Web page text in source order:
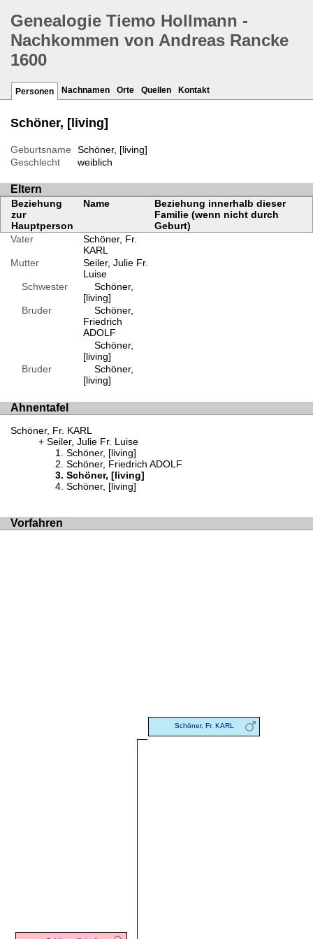
Genealogie Tiemo Hollmann -
Nachkommen von Andreas Rancke
1600
Personen Nachnamen Orte Quellen Kontakt
Schöner, [living]
Geburtsname
Schöner, [living]
Geschlecht
weiblich
Eltern
Beziehung
zur
Hauptperson
Name
Beziehung innerhalb dieser
Familie (wenn nicht durch
Geburt)
Vater
Schöner, Fr.
KARL
Mutter
Seiler, Julie Fr.
Luise
Schwester
Schöner,
[living]
Bruder
Schöner,
Friedrich
ADOLF
Schöner,
[living]
Bruder
Schöner,
[living]
Ahnentafel
Schöner, Fr. KARL
Seiler, Julie Fr. Luise
Schöner, [living]
Schöner, Friedrich ADOLF
Schöner, [living]
Schöner, [living]
Vorfahren
Schöner, Fr. KARL